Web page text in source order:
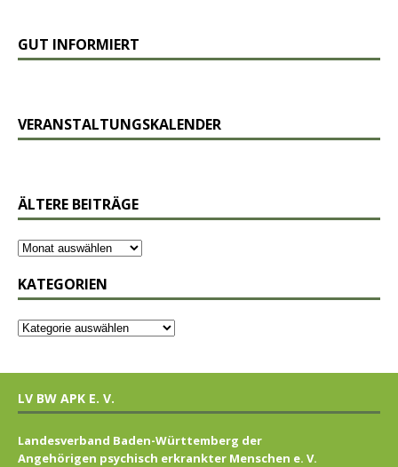
GUT INFORMIERT
VERANSTALTUNGSKALENDER
ÄLTERE BEITRÄGE
KATEGORIEN
LV BW APK E. V.
Landesverband Baden-Württemberg der
Angehörigen psychisch erkrankter Menschen e. V.